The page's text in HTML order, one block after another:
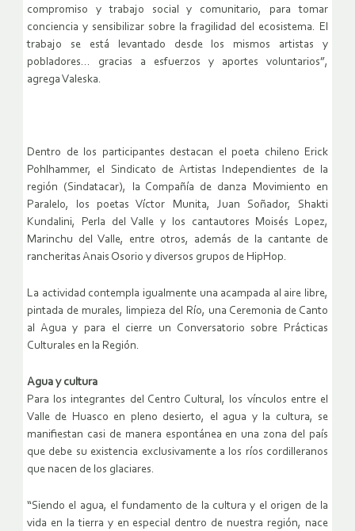
compromiso y trabajo social y comunitario, para tomar
conciencia y sensibilizar sobre la fragilidad del ecosistema. El
trabajo se está levantado desde los mismos artistas y
pobladores… gracias a esfuerzos y aportes voluntarios”,
agrega Valeska.
Dentro de los participantes destacan el poeta chileno Erick
Pohlhammer, el Sindicato de Artistas Independientes de la
región (Sindatacar), la Compañía de danza Movimiento en
Paralelo, los poetas Víctor Munita, Juan Soñador, Shakti
Kundalini, Perla del Valle y los cantautores Moisés Lopez,
Marinchu del Valle, entre otros, además de la cantante de
rancheritas Anais Osorio y diversos grupos de HipHop.
La actividad contempla igualmente una acampada al aire libre,
pintada de murales, limpieza del Río, una Ceremonia de Canto
al Agua y para el cierre un Conversatorio sobre Prácticas
Culturales en la Región.
Agua y cultura
Para los integrantes del Centro Cultural, los vínculos entre el
Valle de Huasco en pleno desierto, el agua y la cultura, se
manifiestan casi de manera espontánea en una zona del país
que debe su existencia exclusivamente a los ríos cordilleranos
que nacen de los glaciares.
“Siendo el agua, el fundamento de la cultura y el origen de la
vida en la tierra y en especial dentro de nuestra región, nace